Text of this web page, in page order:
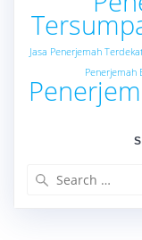
Jasa Penerjemah
Penerjemah